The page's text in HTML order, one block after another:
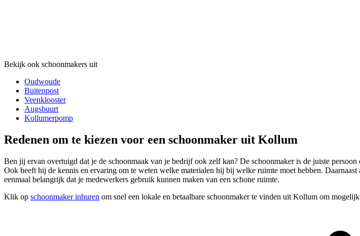
Bekijk ook schoonmakers uit
Oudwoude
Buitenpost
Veenklooster
Augsbuurt
Kollumerpomp
Redenen om te kiezen voor een schoonmaker uit Kollum
Ben jij ervan overtuigd dat je de schoonmaak van je bedrijf ook zelf kan? De schoonmaker is de juiste
Ook heeft hij de kennis en ervaring om te weten welke materialen hij bij welke ruimte moet hebben.
eenmaal belangrijk dat je medewerkers gebruik kunnen maken van een schone ruimte.
Klik op schoonmaker inhuren om snel een lokale en betaalbare schoonmaker te vinden uit Kollum om